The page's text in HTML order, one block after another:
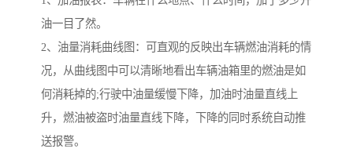
油一目了然。
2、油量消耗曲线图：可直观的反映出车辆燃油消耗的情
况，从曲线图中可以清晰地看出车辆油箱里的燃油是如
何消耗掉的;行驶中油量缓慢下降，加油时油量直线上
升，燃油被盗时油量直线下降，下降的同时系统自动推
送报警。